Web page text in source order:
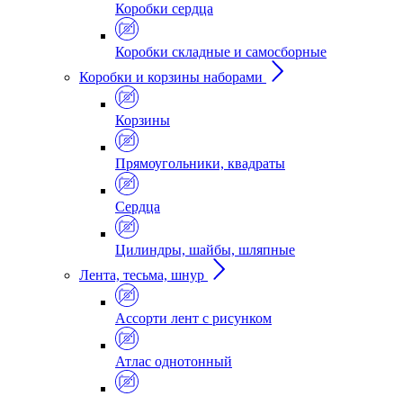
Коробки сердца
Коробки складные и самосборные
Коробки и корзины наборами
Корзины
Прямоугольники, квадраты
Сердца
Цилиндры, шайбы, шляпные
Лента, тесьма, шнур
Ассорти лент с рисунком
Атлас однотонный